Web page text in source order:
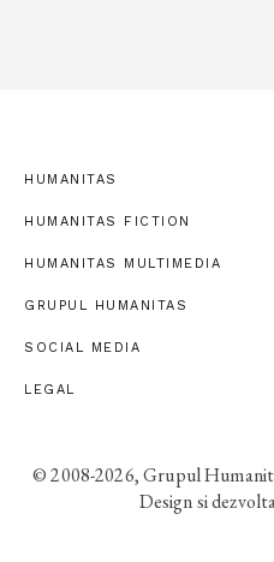
HUMANITAS
HUMANITAS FICTION
HUMANITAS MULTIMEDIA
GRUPUL HUMANITAS
SOCIAL MEDIA
LEGAL
© 2008-2026, Grupul
Design si